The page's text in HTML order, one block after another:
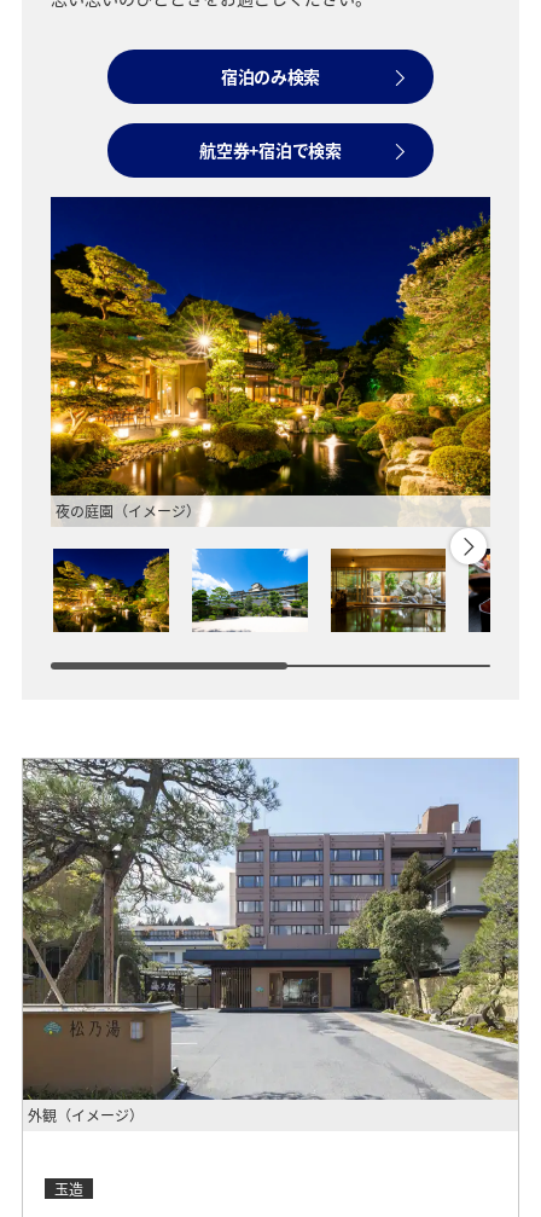
宿泊のみ検索
航空券+宿泊で検索
夜の庭園（イメージ）
外観（イメージ）
玉造